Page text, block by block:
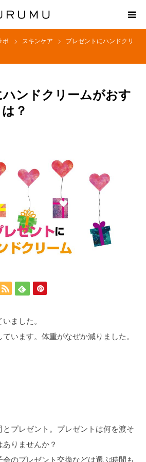
ボ スキンケア
プレゼントにハンドクリ
ンドクリームがおす
？
ました。
います。体重がなぜか減りました。
とプレゼント。プレゼントは何を渡そ
りませんか？
のプレゼント交換などは選ぶ時間も
ボ